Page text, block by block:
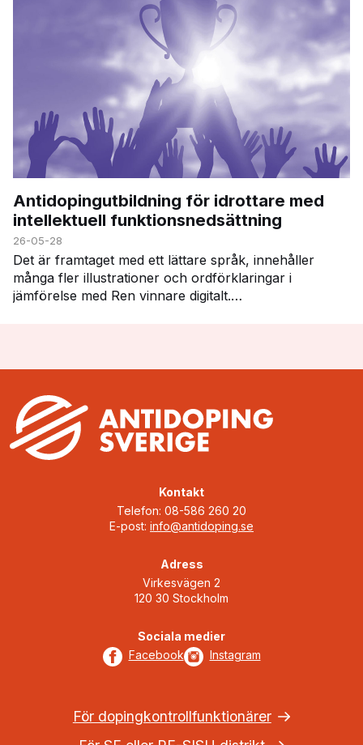
Antidopingutbildning för idrottare med
intellektuell funktionsnedsättning
26-05-28
Det är framtaget med ett lättare språk, innehåller
många fler illustrationer och ordförklaringar i
jämförelse med Ren vinnare digitalt.
Kontakt
Telefon: 08-586 260 20
E-post: info@antidoping.se
Adress
Virkesvägen 2
120 30 Stockholm
Sociala medier
Facebook
Instagram
För dopingkontrollfunktionärer